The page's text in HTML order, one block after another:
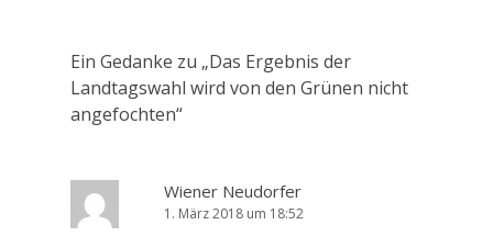
Ein Gedanke zu „Das Ergebnis der
Landtagswahl wird von den Grünen nicht
angefochten“
Wiener Neudorfer
1. März 2018 um 18:52